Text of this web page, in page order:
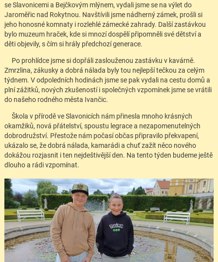
se Slavonicemi a Bejčkovým mlýnem, vydali jsme se na výlet do
Jaroměřic nad Rokytnou. Navštívili jsme nádherný zámek, prošli si
jeho honosné komnaty i rozlehlé zámecké zahrady. Další zastávkou
bylo muzeum hraček, kde si mnozí dospělí připomněli své dětství a
děti objevily, s čím si hrály předchozí generace.
Po prohlídce jsme si dopřáli zaslouženou zastávku v kavárně.
Zmrzlina, zákusky a dobrá nálada byly tou nejlepší tečkou za celým
týdnem. V odpoledních hodinách jsme se pak vydali na cestu domů a
plní zážitků, nových zkušeností i společných vzpomínek jsme se vrátili
do našeho rodného města Ivančic.
Škola v přírodě ve Slavonicích nám přinesla mnoho krásných
okamžiků, nová přátelství, spoustu legrace a nezapomenutelných
dobrodružství. Přestože nám počasí občas připravilo překvapení,
ukázalo se, že dobrá nálada, kamarádi a chuť zažít něco nového
dokážou rozjasnit i ten nejdeštivější den. Na tento týden budeme ještě
dlouho a rádi vzpomínat.